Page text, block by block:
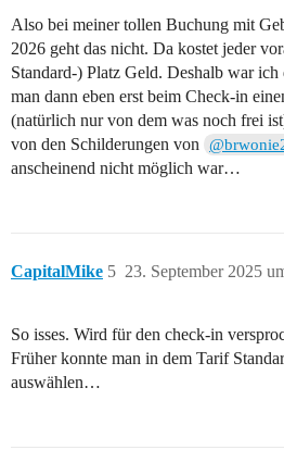
Also bei meiner tollen Buchung mit
2026 geht das nicht. Da kostet jeder
Standard-) Platz Geld. Deshalb war ich
man dann eben erst beim Check-in
(natürlich nur von dem was noch frei
von den Schilderungen von
anscheinend nicht möglich war…
CapitalMike 23. September 2025
5
So isses. Wird für den check-in
Früher konnte man in dem Tarif
auswählen…